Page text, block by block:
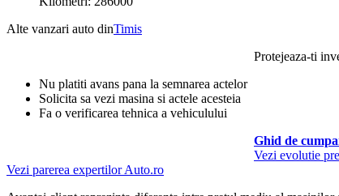
Alte vanzari auto dinTimis
Protejeaza-ti
Nu platiti avans pana la semnarea actelor
Solicita sa vezi masina si actele acesteia
Fa o verificarea tehnica a vehiculului
Ghid de
Vezi evolutie
Vezi parerea expertilor Auto.ro